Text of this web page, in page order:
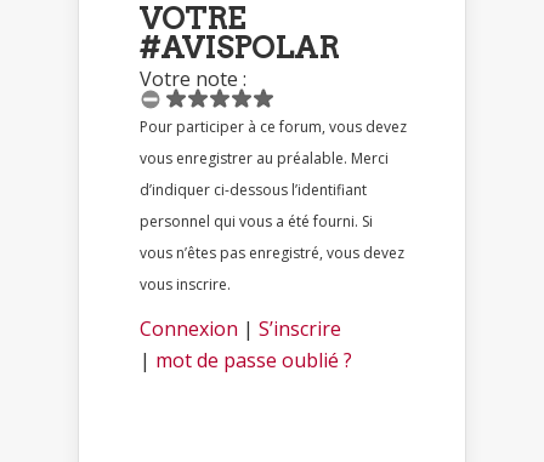
VOTRE
#AVISPOLAR
Votre note :
Pour participer à ce forum, vous devez
vous enregistrer au préalable. Merci
d’indiquer ci-dessous l’identifiant
personnel qui vous a été fourni. Si
vous n’êtes pas enregistré, vous devez
vous inscrire.
Connexion | S’inscrire
| mot de passe oublié ?